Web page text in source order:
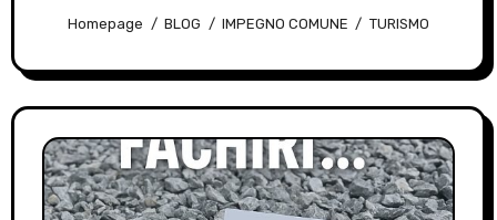
Homepage BLOG IMPEGNO COMUNE TURISMO